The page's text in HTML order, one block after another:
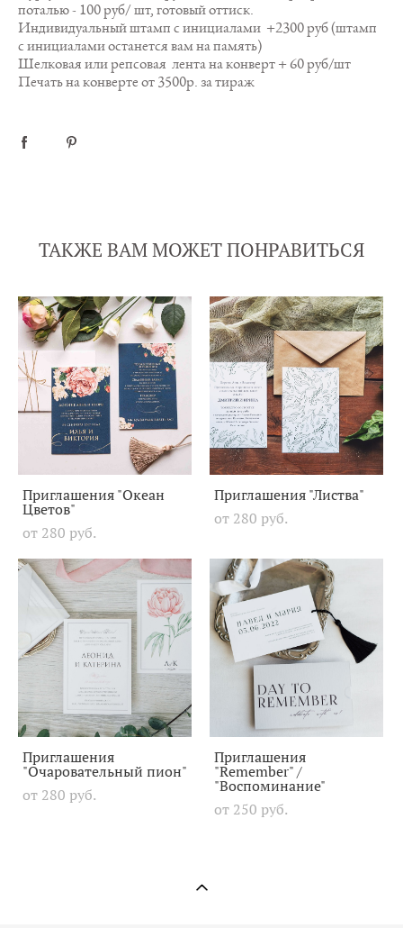
поталью - 100 руб/ шт, готовый оттиск.
Индивидуальный штамп с инициалами +2300 руб (штамп
с инициалами останется вам на память)
Шелковая или репсовая лента на конверт + 60 руб/шт
Печать на конверте от 3500р. за тираж
ТАКЖЕ ВАМ МОЖЕТ ПОНРАВИТЬСЯ
Приглашения "Океан
Цветов"
от 280 pуб.
Приглашения "Листва"
от 280 pуб.
Приглашения
"Очаровательный пион"
от 280 pуб.
Приглашения
"Remember" /
"Воспоминание"
от 250 pуб.